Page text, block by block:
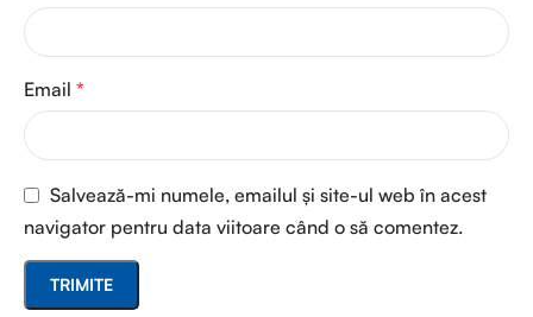
Email *
Salvează-mi numele, emailul și site-ul web în acest
navigator pentru data viitoare când o să comentez.